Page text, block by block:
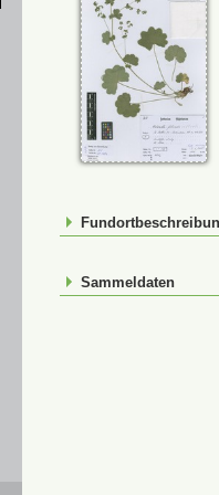
Sammeldaten